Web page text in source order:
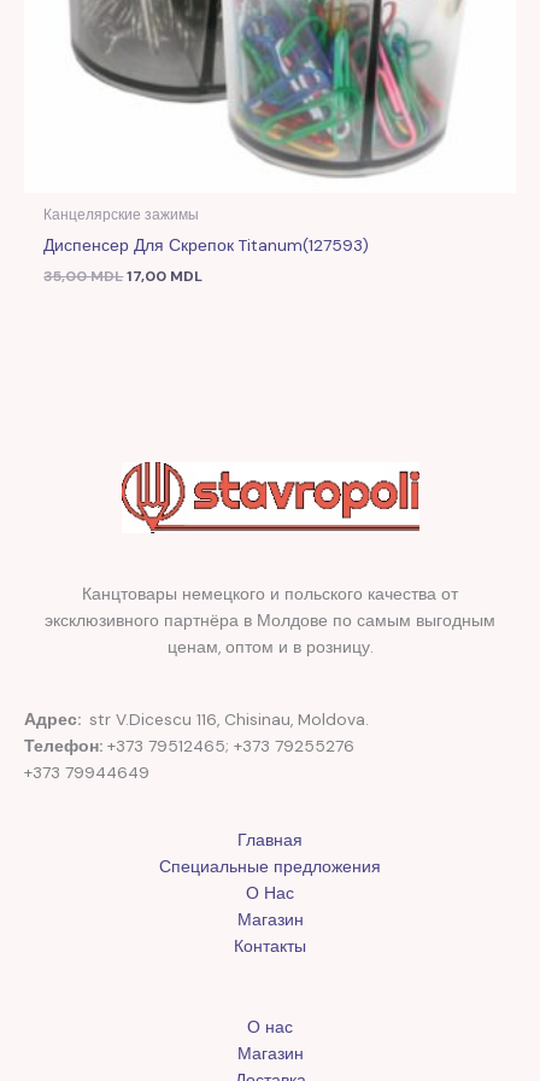
Канцелярские зажимы
Диспенсер Для Скрепок Titanum(127593)
35,00MDL17,00 MDL
Канцтовары немецкого и польского качества от
эксклюзивного партнёра в Молдове по самым выгодным
ценам, оптом и в розницу.
Адрес: str V.Dicescu 116, Chisinau, Moldova.
Телефон: +373 79512465; +373 79255276
+373 79944649
Главная
Специальные предложения
О Нас
Магазин
Контакты
О нас
Магазин